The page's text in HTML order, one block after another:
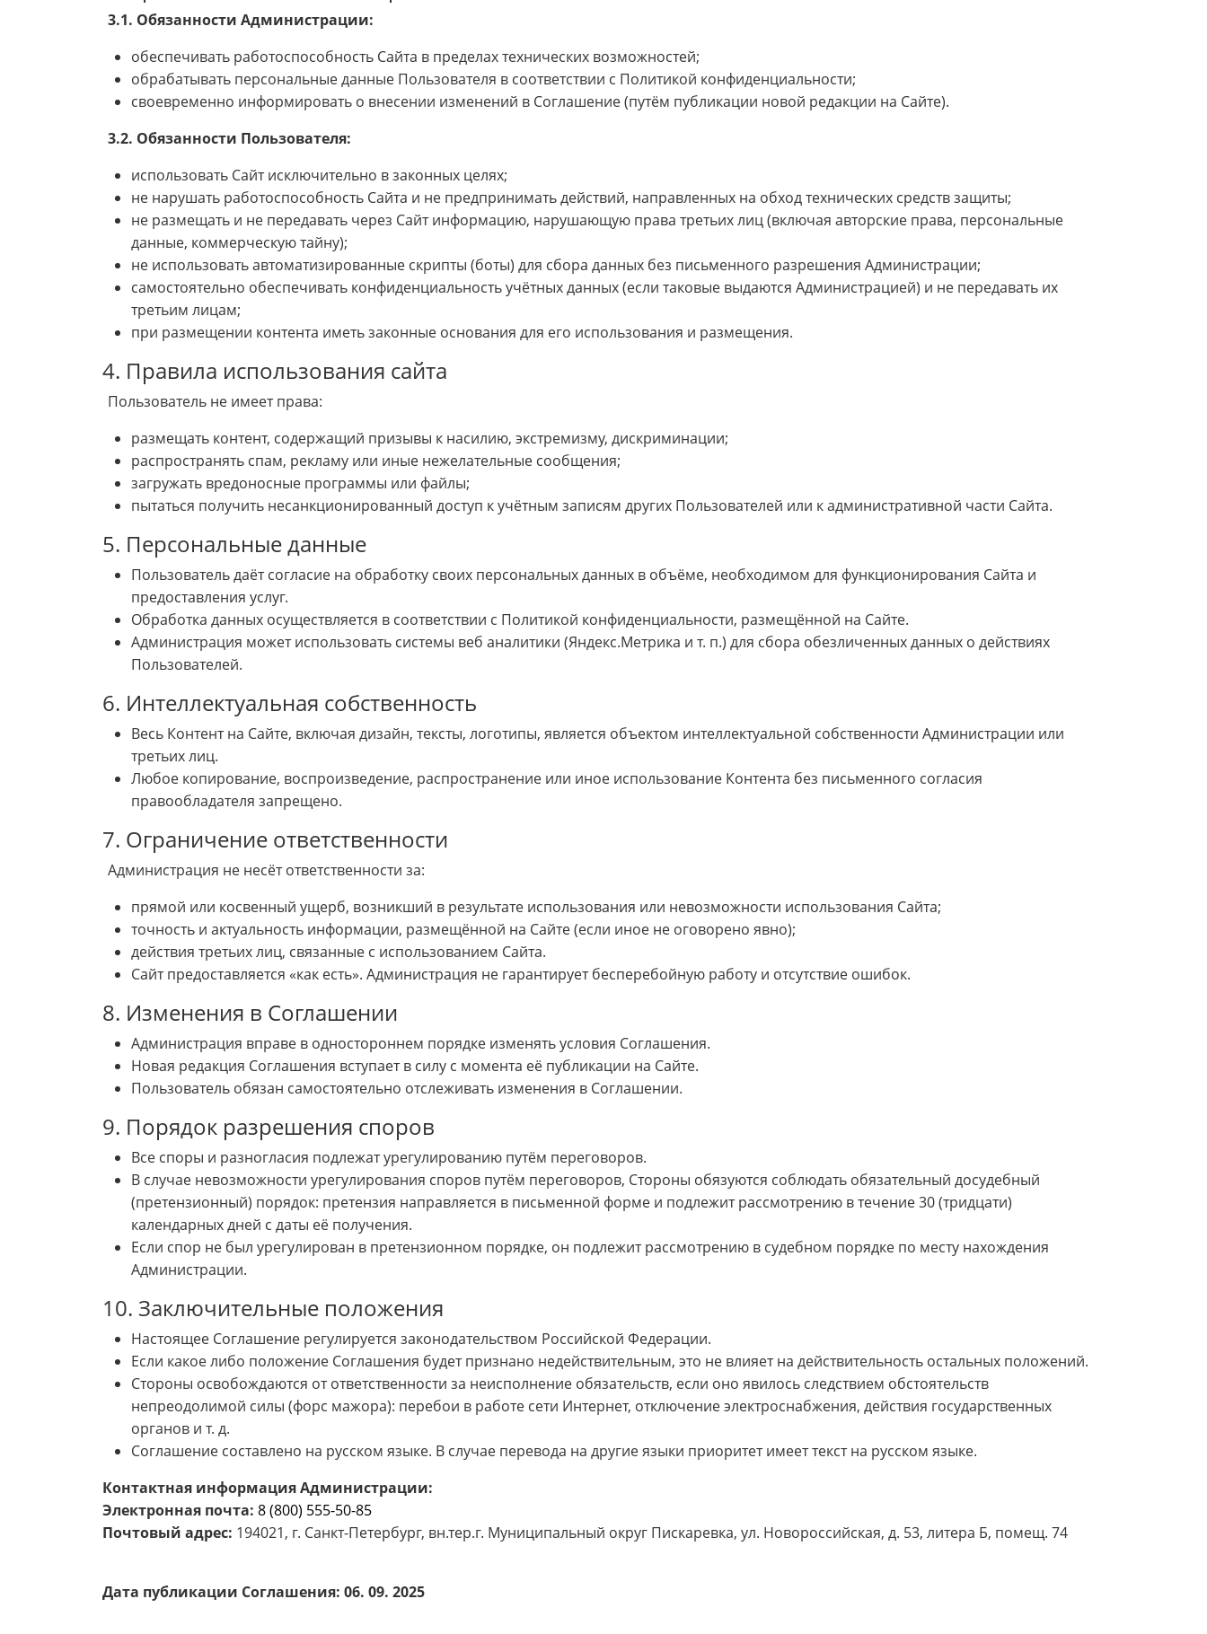
3.1. Обязанности Администрации:
обеспечивать работоспособность Сайта в пределах технических возможностей;
обрабатывать персональные данные Пользователя в соответствии с Политикой конфиденциальности;
своевременно информировать о внесении изменений в Соглашение (путём публикации новой редакции на Сайте).
3.2. Обязанности Пользователя:
использовать Сайт исключительно в законных целях;
не нарушать работоспособность Сайта и не предпринимать действий, направленных на обход технических средств защиты;
не размещать и не передавать через Сайт информацию, нарушающую права третьих лиц (включая авторские права, персональные
данные, коммерческую тайну);
не использовать автоматизированные скрипты (боты) для сбора данных без письменного разрешения Администрации;
самостоятельно обеспечивать конфиденциальность учётных данных (если таковые выдаются Администрацией) и не передавать их
третьим лицам;
при размещении контента иметь законные основания для его использования и размещения.
4. Правила использования сайта
Пользователь не имеет права:
размещать контент, содержащий призывы к насилию, экстремизму, дискриминации;
распространять спам, рекламу или иные нежелательные сообщения;
загружать вредоносные программы или файлы;
пытаться получить несанкционированный доступ к учётным записям других Пользователей или к административной части Сайта.
5. Персональные данные
Пользователь даёт согласие на обработку своих персональных данных в объёме, необходимом для функционирования Сайта и
предоставления услуг.
Обработка данных осуществляется в соответствии с Политикой конфиденциальности, размещённой на Сайте.
Администрация может использовать системы веб аналитики (Яндекс.Метрика и т. п.) для сбора обезличенных данных о действиях
Пользователей.
6. Интеллектуальная собственность
Весь Контент на Сайте, включая дизайн, тексты, логотипы, является объектом интеллектуальной собственности Администрации или
третьих лиц.
Любое копирование, воспроизведение, распространение или иное использование Контента без письменного согласия
правообладателя запрещено.
7. Ограничение ответственности
Администрация не несёт ответственности за:
прямой или косвенный ущерб, возникший в результате использования или невозможности использования Сайта;
точность и актуальность информации, размещённой на Сайте (если иное не оговорено явно);
действия третьих лиц, связанные с использованием Сайта.
Сайт предоставляется «как есть». Администрация не гарантирует бесперебойную работу и отсутствие ошибок.
8. Изменения в Соглашении
Администрация вправе в одностороннем порядке изменять условия Соглашения.
Новая редакция Соглашения вступает в силу с момента её публикации на Сайте.
Пользователь обязан самостоятельно отслеживать изменения в Соглашении.
9. Порядок разрешения споров
Все споры и разногласия подлежат урегулированию путём переговоров.
В случае невозможности урегулирования споров путём переговоров, Стороны обязуются соблюдать обязательный досудебный
(претензионный) порядок: претензия направляется в письменной форме и подлежит рассмотрению в течение 30 (тридцати)
календарных дней с даты её получения.
Если спор не был урегулирован в претензионном порядке, он подлежит рассмотрению в судебном порядке по месту нахождения
Администрации.
10. Заключительные положения
Настоящее Соглашение регулируется законодательством Российской Федерации.
Если какое либо положение Соглашения будет признано недействительным, это не влияет на действительность остальных положений.
Стороны освобождаются от ответственности за неисполнение обязательств, если оно явилось следствием обстоятельств
непреодолимой силы (форс мажора): перебои в работе сети Интернет, отключение электроснабжения, действия государственных
органов и т. д.
Соглашение составлено на русском языке. В случае перевода на другие языки приоритет имеет текст на русском языке.
Контактная информация Администрации:
Электронная почта: 8 (800) 555-50-85
Почтовый адрес: 194021, г. Санкт-Петербург, вн.тер.г. Муниципальный округ Пискаревка, ул. Новороссийская, д. 53, литера Б, помещ. 74
Дата публикации Соглашения: 06. 09. 2025